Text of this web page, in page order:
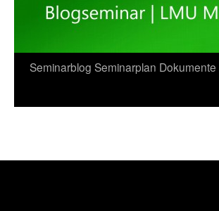
Zum
Seminarblog Seminarplan Dokumente